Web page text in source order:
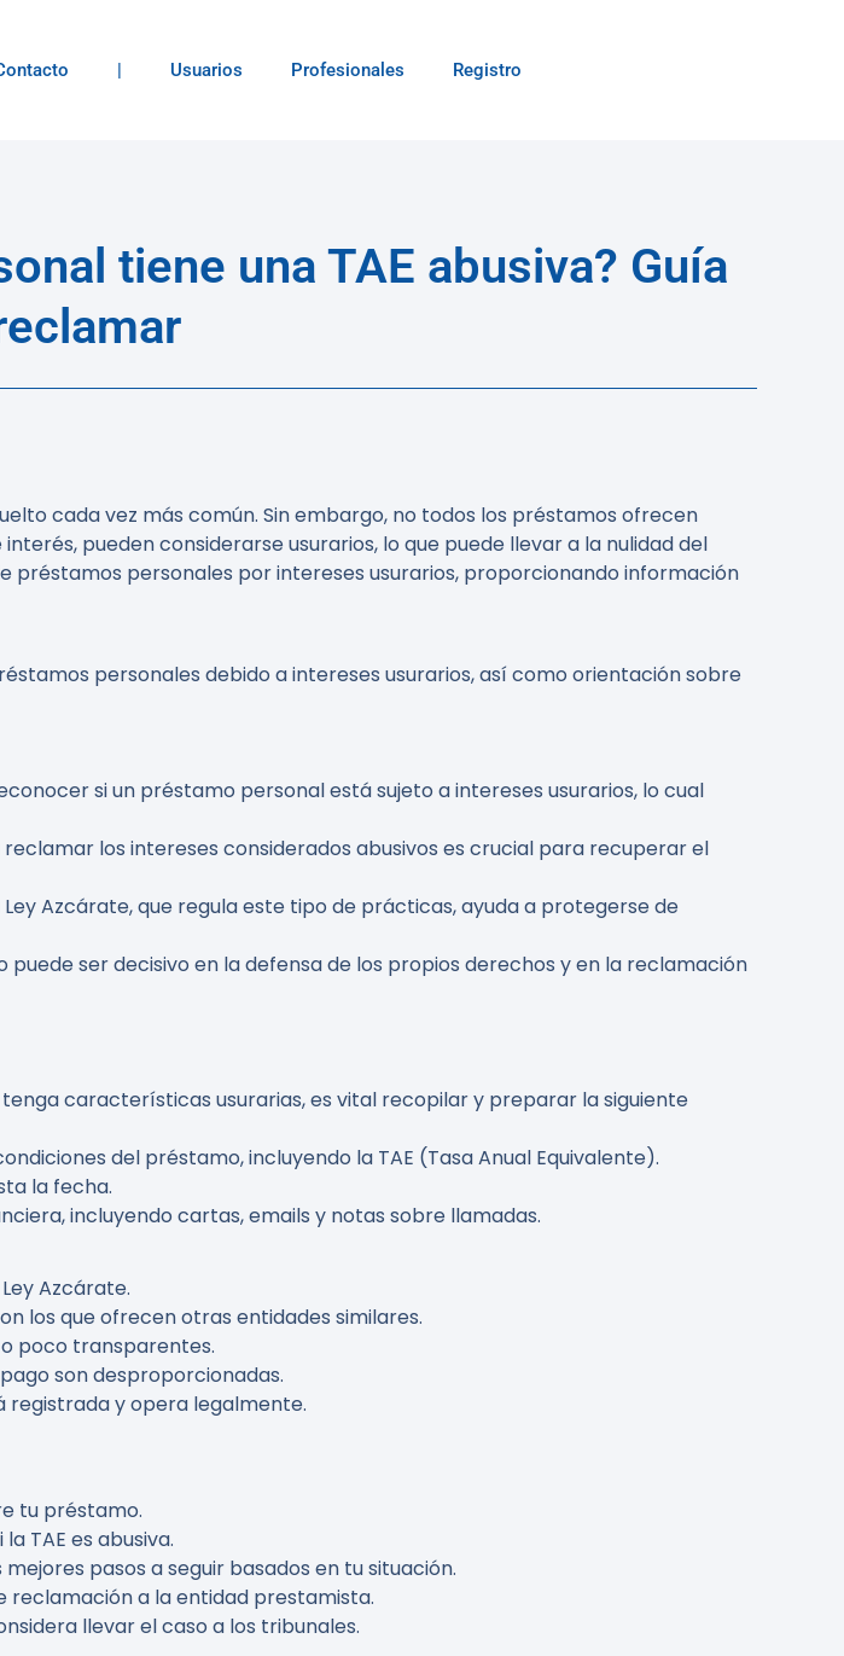
| Usuarios Profesionales Registro
tiene una TAE abusiva? Guía
cada vez más común. Sin embargo, no todos los préstamos ofrecen
pueden considerarse usurarios, lo que puede llevar a la nulidad del
personales por intereses usurarios, proporcionando información
personales debido a intereses usurarios, así como orientación sobre
si un préstamo personal está sujeto a intereses usurarios, lo cual
los intereses considerados abusivos es crucial para recuperar el
Azcárate, que regula este tipo de prácticas, ayuda a protegerse de
puede ser decisivo en la defensa de los propios derechos y en la reclamación
características usurarias, es vital recopilar y preparar la siguiente
del préstamo, incluyendo la TAE (Tasa Anual Equivalente).
la fecha.
incluyendo cartas, emails y notas sobre llamadas.
Azcárate.
los que ofrecen otras entidades similares.
o poco transparentes.
son desproporcionadas.
registrada y opera legalmente.
tu préstamo.
TAE es abusiva.
pasos a seguir basados en tu situación.
reclamación a la entidad prestamista.
llevar el caso a los tribunales.